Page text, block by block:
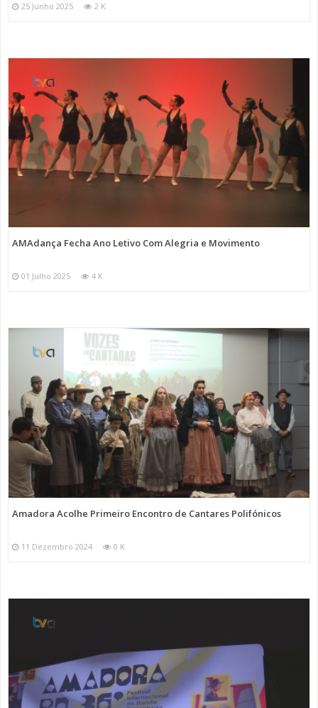
25 Junho 2025 2 K
AMAdança Fecha Ano Letivo Com Alegria e Movimento
01 Julho 2025 4 K
Amadora Acolhe Primeiro Encontro de Cantares Polifónicos
11 Dezembro 2024 0 K